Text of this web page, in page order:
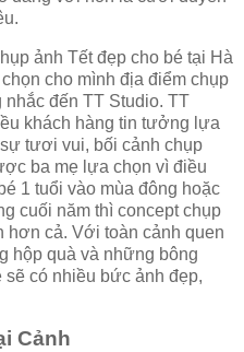
ảnh Tết đẹp cho bé tại Hà
cho mình địa điểm chụp
nhắc đến TT Studio. TT
khách hàng tin tưởng lựa
tươi vui, bối cảnh chụp
ba mẹ lựa chọn vì điều
1 tuổi vào mùa đông hoặc
cuối năm thì concept chụp
hơn cả. Với toàn cảnh quen
hộp quà và những bông
sẽ có nhiều bức ảnh đẹp,
Cảnh